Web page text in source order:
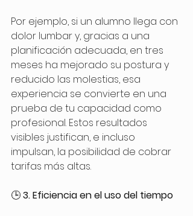
Por ejemplo, si un alumno llega con
dolor lumbar y, gracias a una
planificación adecuada, en tres
meses ha mejorado su postura y
reducido las molestias, esa
experiencia se convierte en una
prueba de tu capacidad como
profesional. Estos resultados
visibles justifican, e incluso
impulsan, la posibilidad de cobrar
tarifas más altas.
🕒 3. Eficiencia en el uso del tiempo